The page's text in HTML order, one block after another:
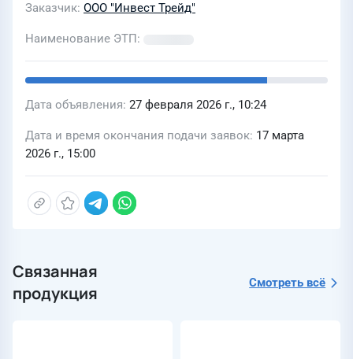
Заказчик ООО "Инвест Трейд"
Наименование ЭТП
Дата объявления 27 февраля 2026 г., 10:24
Дата и время окончания подачи заявок 17 марта
2026 г., 15:00
Связанная
продукция
Смотреть всё